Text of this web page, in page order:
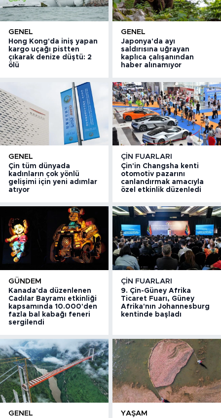
GENEL
Hong Kong'da iniş yapan
kargo uçağı pistten
çıkarak denize düştü: 2
ölü
GENEL
Japonya'da ayı
saldırısına uğrayan
kaplıca çalışanından
haber alınamıyor
GENEL
Çin tüm dünyada
kadınların çok yönlü
gelişimi için yeni adımlar
atıyor
ÇIN FUARLARI
Çin'in Changsha kenti
otomotiv pazarını
canlandırmak amacıyla
özel etkinlik düzenledi
GÜNDEM
Kanada'da düzenlenen
Cadılar Bayramı etkinliği
kapsamında 10.000'den
fazla bal kabağı feneri
sergilendi
ÇIN FUARLARI
9. Çin-Güney Afrika
Ticaret Fuarı, Güney
Afrika'nın Johannesburg
kentinde başladı
GENEL YAŞAM